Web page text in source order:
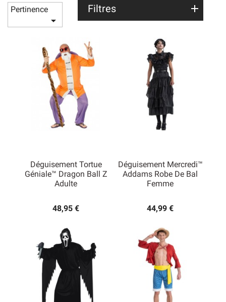
personnage favoris.
Vous trouverez les plus grands
films, séries, comme les déguisements de Star Wars,
Assassin’s Creed, Brice de Nice, Astérix et Obélix, Les
Pertinence

Filtres
Déguisement Tortue
Géniale™ Dragon Ball Z
Adulte
48,95 €
Déguisement Mercredi™
Addams Robe De Bal
Femme
44,99 €